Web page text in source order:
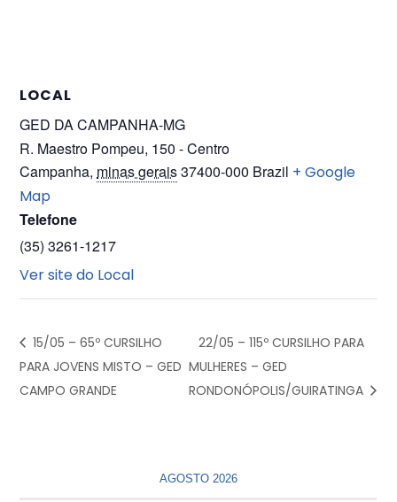
LOCAL
GED DA CAMPANHA-MG
R. Maestro Pompeu, 150 - Centro
Campanha, minas gerais37400-000 Brazil + Google
Map
Telefone
(35) 3261-1217
Ver site do Local
15/05 – 65º CURSILHO
PARA JOVENS MISTO – GED
CAMPO GRANDE
22/05 – 115º CURSILHO PARA
MULHERES – GED
RONDONÓPOLIS/GUIRATINGA
AGOSTO 2026